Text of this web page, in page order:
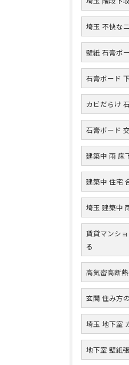
埼玉 不快な
壁紙 石膏ボ
石膏ボード
カビだらけ
石膏ボード
建築中 雨 床
建築中 住宅
埼玉 建築中
賃貸マンシ
る
高気密高断
玄関 住み方
埼玉 地下室
地下室 壁紙